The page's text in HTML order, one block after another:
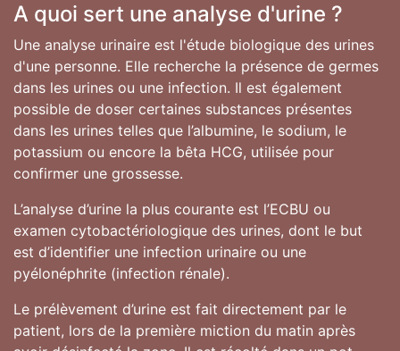
A quoi sert une analyse d'urine ?
Une analyse urinaire est l'étude biologique des urines
d'une personne. Elle recherche la présence de germes
dans les urines ou une infection. Il est également
possible de doser certaines substances présentes
dans les urines telles que l’albumine, le sodium, le
potassium ou encore la bêta HCG, utilisée pour
confirmer une grossesse.
L’analyse d’urine la plus courante est l’ECBU ou
examen cytobactériologique des urines, dont le but
est d’identifier une infection urinaire ou une
pyélonéphrite (infection rénale).
Le prélèvement d’urine est fait directement par le
patient, lors de la première miction du matin après